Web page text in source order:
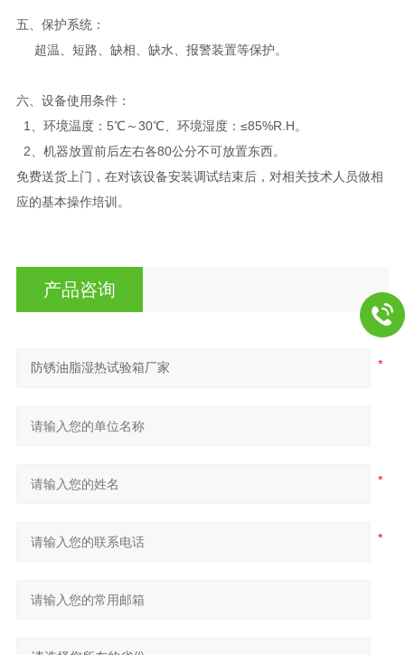
五、保护系统：
超温、短路、缺相、缺水、报警装置等保护。
六、设备使用条件：
1、环境温度：5℃～30℃、环境湿度：≤85%R.H。
2、机器放置前后左右各80公分不可放置东西。
免费送货上门，在对该设备安装调试结束后，对相关技术人员做相
应的基本操作培训。
产品咨询